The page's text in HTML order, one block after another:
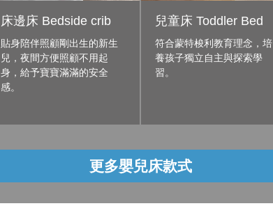
床邊床 Bedside crib
貼身陪伴照顧剛出生的新生
兒，夜間方便照顧不用起
身，給予寶寶滿滿的安全
感。
兒童床 Toddler Bed
符合蒙特梭利教育理念，培
養孩子獨立自主與探索學
習。
更多嬰兒床款式